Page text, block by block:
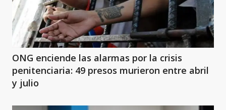
ONG enciende las alarmas por la crisis
penitenciaria: 49 presos murieron entre abril
y julio